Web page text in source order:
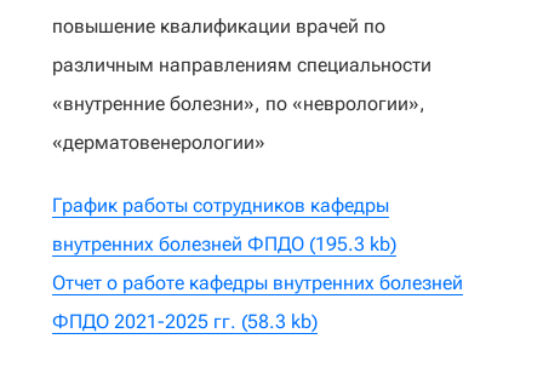
повышение квалификации врачей по
различным направлениям специальности
«внутренние болезни», по «неврологии»,
«дерматовенерологии»
График работы сотрудников кафедры
внутренних болезней ФПДО (195.3 kb)
Отчет о работе кафедры внутренних болезней
ФПДО 2021-2025 гг. (58.3 kb)